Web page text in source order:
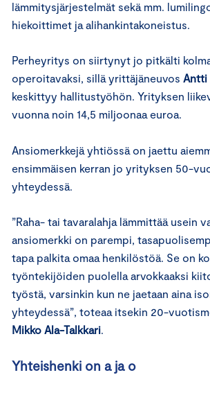
lämmitysjärjestelmät sekä mm.
hiekoittimet ja alihankintakoneistus.
Perheyritys on siirtynyt jo pitkälti
operoitavaksi, sillä yrittäjäneuvos Antti
keskittyy hallitustyöhön. Yrityksen
vuonna noin 14,5 miljoonaa euroa.
Ansiomerkkejä yhtiössä on jaettu
ensimmäisen kerran jo yrityksen 50-
yhteydessä.
”Raha- tai tavaralahja lämmittää usein
ansiomerkki on parempi,
tapa palkita omaa henkilöstöä. Se on
työntekijöiden puolella arvokkaaksi
työstä, varsinkin kun ne jaetaan aina
yhteydessä”, toteaa itsekin 20-
Mikko Ala-Talkkari
Yhteishenki on a ja o